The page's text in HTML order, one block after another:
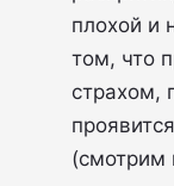
плохой и
том, что
страхом,
(смотрим